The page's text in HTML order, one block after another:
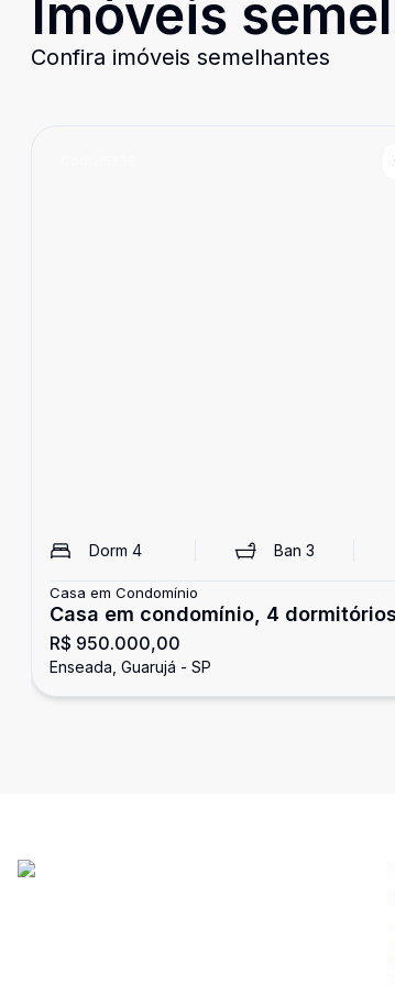
Imóveis
Confira imóveis semelhantes
Dorm 4 Ban3
Casa em Condomínio
Casa em condomínio, 4 dormitórios,
Enseada, Guarujá
R$ 950.000,00
Enseada, Guarujá - SP